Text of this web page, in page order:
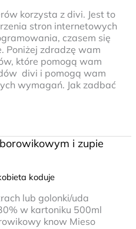
korzysta z divi. Jest to
stron internetowych
czasem się
Poniżej zdradzę wam
które pomogą wam
divi i pomogą wam
wymagań. Jak zadbać
i zupie
koduje
lub golonki/uda
w kartoniku 500ml
know Mieso